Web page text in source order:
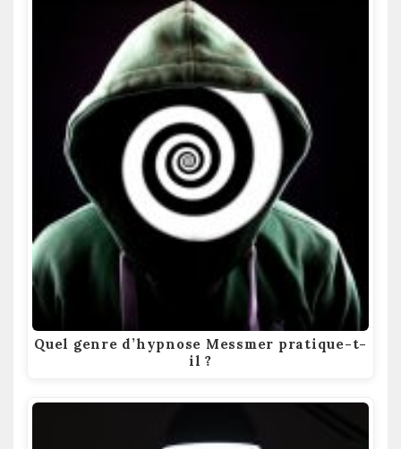
Quel genre d’hypnose Messmer pratique-t-
il ?